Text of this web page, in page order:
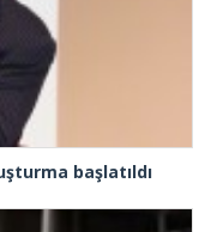
başlatıldı